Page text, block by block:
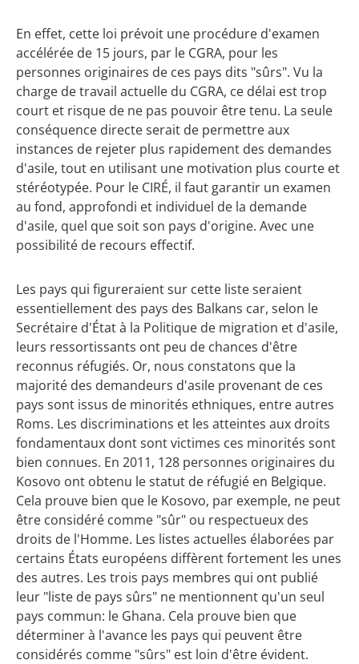
En effet, cette loi prévoit une procédure d'examen
accélérée de 15 jours, par le CGRA, pour les
personnes originaires de ces pays dits "sûrs". Vu la
charge de travail actuelle du CGRA, ce délai est trop
court et risque de ne pas pouvoir être tenu. La seule
conséquence directe serait de permettre aux
instances de rejeter plus rapidement des demandes
d'asile, tout en utilisant une motivation plus courte et
stéréotypée. Pour le CIRÉ, il faut garantir un examen
au fond, approfondi et individuel de la demande
d'asile, quel que soit son pays d'origine. Avec une
possibilité de recours effectif.
Les pays qui figureraient sur cette liste seraient
essentiellement des pays des Balkans car, selon le
Secrétaire d'État à la Politique de migration et d'asile,
leurs ressortissants ont peu de chances d'être
reconnus réfugiés. Or, nous constatons que la
majorité des demandeurs d'asile provenant de ces
pays sont issus de minorités ethniques, entre autres
Roms. Les discriminations et les atteintes aux droits
fondamentaux dont sont victimes ces minorités sont
bien connues. En 2011, 128 personnes originaires du
Kosovo ont obtenu le statut de réfugié en Belgique.
Cela prouve bien que le Kosovo, par exemple, ne peut
être considéré comme "sûr" ou respectueux des
droits de l'Homme. Les listes actuelles élaborées par
certains États européens diffèrent fortement les unes
des autres. Les trois pays membres qui ont publié
leur "liste de pays sûrs" ne mentionnent qu'un seul
pays commun: le Ghana. Cela prouve bien que
déterminer à l'avance les pays qui peuvent être
considérés comme "sûrs" est loin d'être évident.